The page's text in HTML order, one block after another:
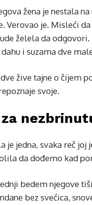
žena je nestala
Verovao je. Misleći
želela da
i suzama dve
žive tajne o čijem
svoje.
za
jedna, svaka reč joj
da dođemo kad
bedem njegove
bez svećica,